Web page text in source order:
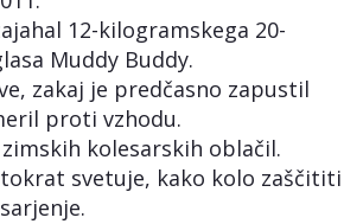
12-kilogramskega 20-
Muddy Buddy.
zakaj je predčasno zapustil
proti vzhodu.
kolesarskih oblačil.
svetuje, kako kolo zaščititi